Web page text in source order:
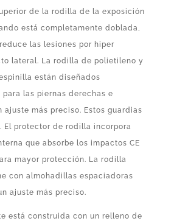
de la rodilla de la exposición
está completamente doblada,
las lesiones por hiper
lateral. La rodilla de polietileno y
están diseñados
las piernas derechas e
ajuste más preciso. Estos guardias
El protector de rodilla incorpora
que absorbe los impactos CE
mayor protección. La rodilla
con almohadillas espaciadoras
ajuste más preciso.
está construida con un relleno de